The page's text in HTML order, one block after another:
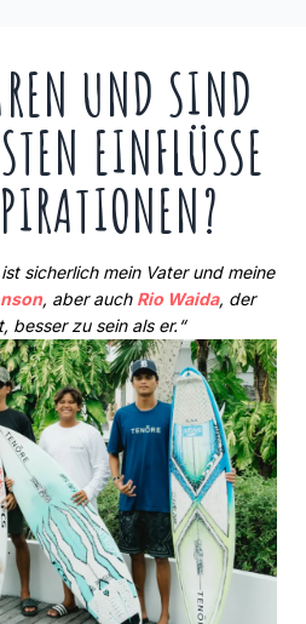
UND SIND
EINFLÜSSE U
sicherlich mein Vater und meine
, aber auch Rio Waida, der
besser zu sein als er.“